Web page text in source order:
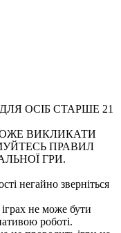
ОСІБ СТАРШЕ 21
ВИКЛИКАТИ
ПРАВИЛ
ГРИ.
негайно зверніться
не може бути
роботі.